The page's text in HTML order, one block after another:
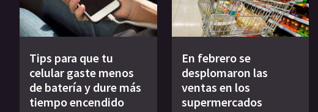
Tips para que tu
celular gaste menos
de batería y dure más
tiempo encendido
En febrero se
desplomaron las
ventas en los
supermercados